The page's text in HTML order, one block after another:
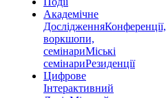
Академічне
ДослідженняКонференції,
воркшопи,
семінариМіські
семінариРезиденції
Цифрове
Інтерактивний